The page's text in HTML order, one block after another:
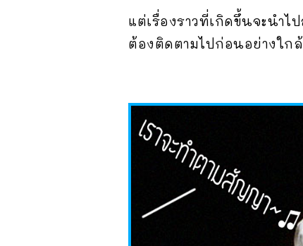
แต่เรื่องราวที่เกิดขึ้นจะนำ
ต้องติดตามไปก่อนอย่างใก